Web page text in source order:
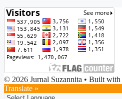
© 2026 Jurnal Suzannita • Built with
Translate »